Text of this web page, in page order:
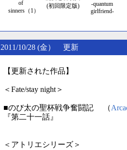
of
sinners（1）
(初回限定版)
-quantum
girlfriend-
2011/10/28 (金） 更新
【更新された作品】
＜Fate/stay night＞
■のび太の聖杯戦争奮闘記 （
『第二十一話』
＜アトリエシリーズ＞